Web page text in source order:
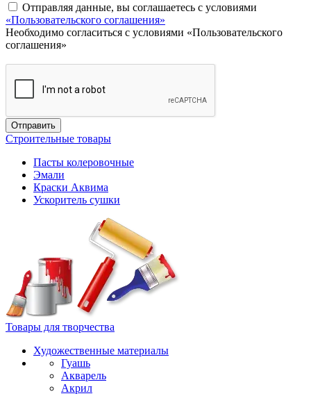
Отправляя данные, вы соглашаетесь с условиями
«Пользовательского соглашения»
Необходимо согласиться с условиями «Пользовательского
соглашения»
Строительные товары
Пасты колеровочные
Эмали
Краски Аквима
Ускоритель сушки
Товары для творчества
Художественные материалы
Гуашь
Акварель
Акрил